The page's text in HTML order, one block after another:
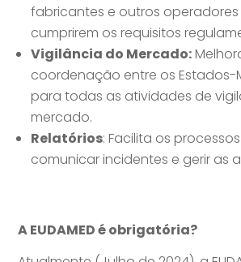
fabricantes e outros
cumprirem os requisitos
Vigilância do Mercado:
coordenação entre os Estados-
para todas as atividades de
mercado.
Relatórios: Facilita os
comunicar incidentes e gerir as
A EUDAMED é obrigatória?